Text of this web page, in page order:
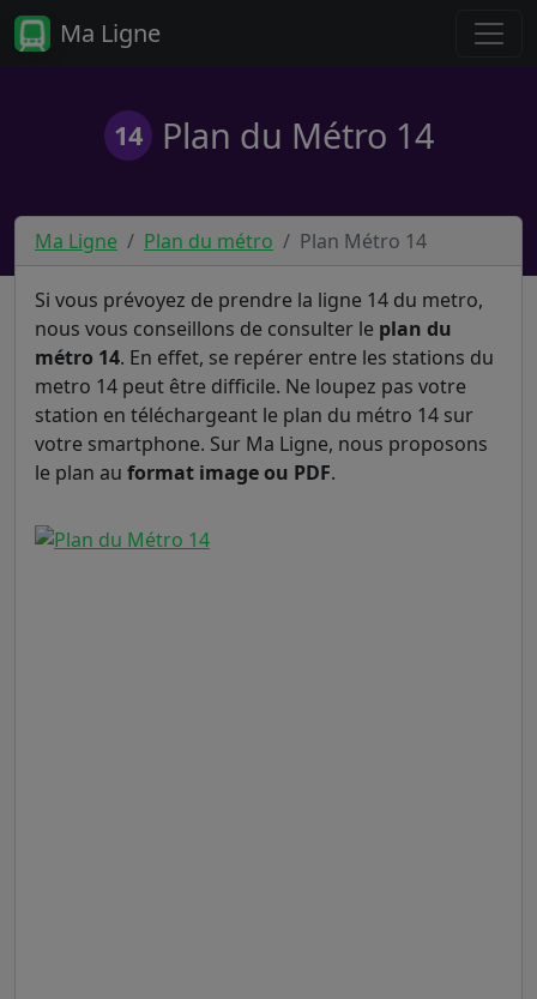
Ma Ligne
14 Plan du Métro 14
Ma Ligne Plan du métro Plan Métro 14
Si vous prévoyez de prendre la ligne 14 du metro,
nous vous conseillons de consulter le plan du
métro 14. En effet, se repérer entre les stations du
metro 14 peut être difficile. Ne loupez pas votre
station en téléchargeant le plan du métro 14 sur
votre smartphone. Sur Ma Ligne, nous proposons
le plan au format image ou PDF.